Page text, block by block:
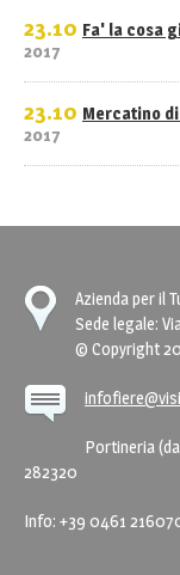
23.10
2017
Fa' la cosa
23.10
2017
Mercatino
Azienda per il
Sede legale:
© Copyright
Portineria
282320
Info: +39 0461